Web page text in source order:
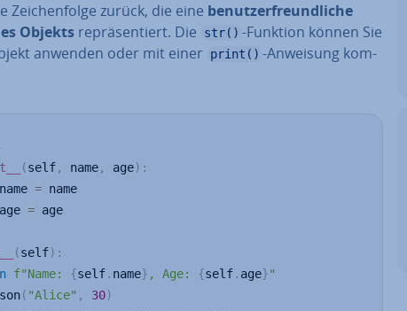
Zei­chen­fol­ge zurück, die eine be­nut­zer­freund­li­che
Objekts re­prä­sen­tiert. Die str() -Funktion können Sie
anwenden oder mit einer
print() -Anweisung kom­
(self, name, age) :
name = name
age = age
(self) :
f"Name: {self. name} , Age: {self. age}"
( "Alice" , 30)